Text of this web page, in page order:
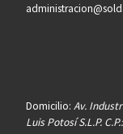
Domicilio: Av.
Luis Potosí S.L.P.